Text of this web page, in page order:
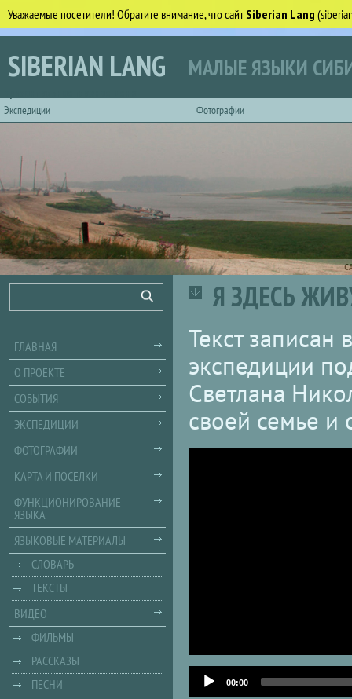
Уважаемые посетители! Обратите внимание, что сайтSiberian Lang
Перейти к основному содержанию
SIBERIAN LANG МАЛЫЕ ЯЗЫКИ
Экспедиции
Фотографии
Я ЗДЕСЬ
Текст записан
экспедиции
Светлана
своей семье и
Audio
Player
00:00
Поиск
ГЛАВНАЯ
О ПРОЕКТЕ
СОБЫТИЯ
ЭКСПЕДИЦИИ
ФОТОГРАФИИ
КАРТА И ПОСЕЛКИ
ФУНКЦИОНИРОВАНИЕ
ЯЗЫКА
ЯЗЫКОВЫЕ МАТЕРИАЛЫ
СЛОВАРЬ
ТЕКСТЫ
ВИДЕО
ФИЛЬМЫ
РАССКАЗЫ
ПЕСНИ